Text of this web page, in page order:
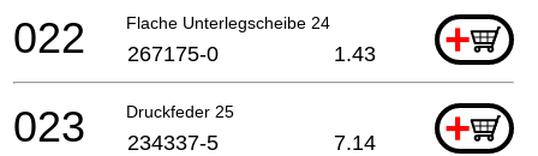
Flache Unterlegscheibe 24 +
022 267175-0 1.43
Druckfeder 25 +
023 234337-5 7.14